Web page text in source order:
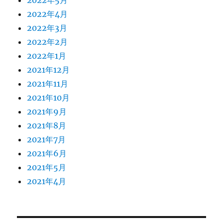
2022年4月
2022年3月
2022年2月
2022年1月
2021年12月
2021年11月
2021年10月
2021年9月
2021年8月
2021年7月
2021年6月
2021年5月
2021年4月